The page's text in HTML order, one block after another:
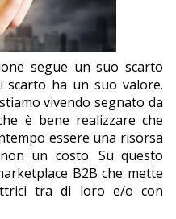
segue un suo scarto
scarto ha un suo valore.
vivendo segnato da
è bene realizzare che
essere una risorsa
un costo. Su questo
B2B che mette
tra di loro e/o con